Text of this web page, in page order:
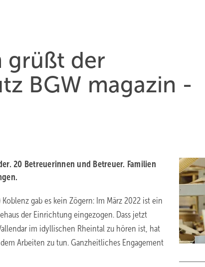
grüßt der
BGW magazin -
20 Betreuerinnen und Betreuer. Familien
Koblenz gab es kein Zögern: Im März 2022 ist ein
der Einrichtung einge­zogen. Dass jetzt
im idyllischen Rheintal zu hören ist, hat
Arbeiten zu tun. Ganzheitliches Engagement